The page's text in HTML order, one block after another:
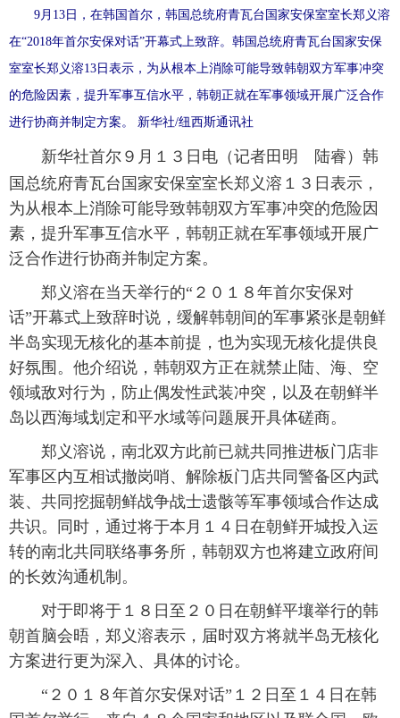
9月13日，在韩国首尔，韩国总统府青瓦台国家安保室室长郑义溶
在“2018年首尔安保对话”开幕式上致辞。韩国总统府青瓦台国家安保
室室长郑义溶13日表示，为从根本上消除可能导致韩朝双方军事冲突
的危险因素，提升军事互信水平，韩朝正就在军事领域开展广泛合作
进行协商并制定方案。 新华社/纽西斯通讯社
新华社首尔９月１３日电（记者田明 陆睿）韩
国总统府青瓦台国家安保室室长郑义溶１３日表示，
为从根本上消除可能导致韩朝双方军事冲突的危险因
素，提升军事互信水平，韩朝正就在军事领域开展广
泛合作进行协商并制定方案。
郑义溶在当天举行的“２０１８年首尔安保对
话”开幕式上致辞时说，缓解韩朝间的军事紧张是朝鲜
半岛实现无核化的基本前提，也为实现无核化提供良
好氛围。他介绍说，韩朝双方正在就禁止陆、海、空
领域敌对行为，防止偶发性武装冲突，以及在朝鲜半
岛以西海域划定和平水域等问题展开具体磋商。
郑义溶说，南北双方此前已就共同推进板门店非
军事区内互相试撤岗哨、解除板门店共同警备区内武
装、共同挖掘朝鲜战争战士遗骸等军事领域合作达成
共识。同时，通过将于本月１４日在朝鲜开城投入运
转的南北共同联络事务所，韩朝双方也将建立政府间
的长效沟通机制。
对于即将于１８日至２０日在朝鲜平壤举行的韩
朝首脑会晤，郑义溶表示，届时双方将就半岛无核化
方案进行更为深入、具体的讨论。
“２０１８年首尔安保对话”１２日至１４日在韩